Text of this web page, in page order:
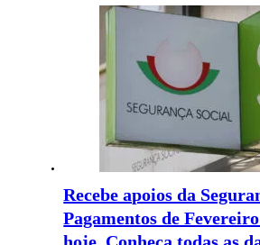
Recebe apoios da
Pagamentos de